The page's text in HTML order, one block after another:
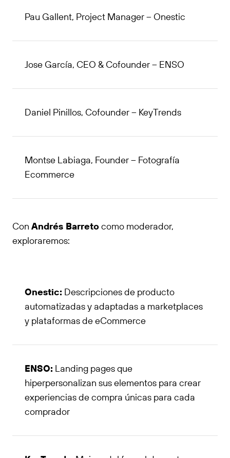
Pau Gallent, Project Manager – Onestic
Jose García, CEO & Cofounder – ENSO
Daniel Pinillos, Cofounder – KeyTrends
Montse Labiaga, Founder – Fotografía
Ecommerce
Con Andrés Barretocomo moderador,
exploraremos:
Onestic: Descripciones de producto
automatizadas y adaptadas a marketplaces
y plataformas de eCommerce
ENSO: Landing pages que
hiperpersonalizan sus elementos para crear
experiencias de compra únicas para cada
comprador